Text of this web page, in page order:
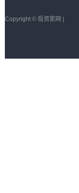
Copyright © 投资家网 |